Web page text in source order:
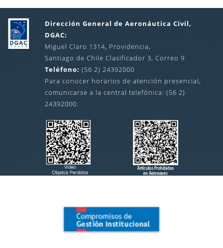
Dirección General de Aeronáutica Civil,
DGAC:
Miguel Claro 1314, Providencia,
Santiago de Chile Clasificador 3, Correo 9
Teléfono: (56 2) 24392000
Para conocer horarios de atención presencial,
comunicarse a la central telefónica: (56 2)
24392000.